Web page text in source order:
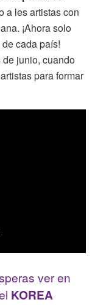
a les artistas con
¡Ahora solo
de cada país!
junio, cuando
para formar
ver en
KOREA